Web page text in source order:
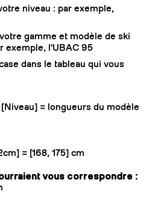
niveau : par exemple,
gamme et modèle de ski
exemple, l'UBAC 95
dans le tableau qui vous
= longueurs du modèle
= [168, 175] cm
vous correspondre :